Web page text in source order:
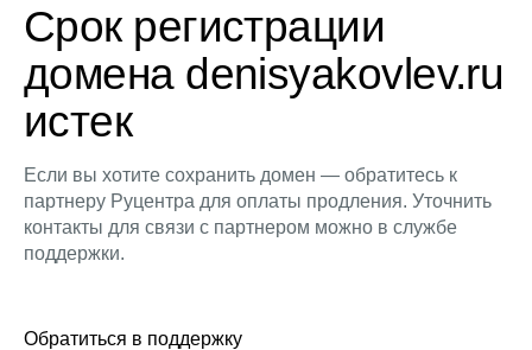
Срок регистрации
домена denisyakovlev.ru
истек
Если вы хотите сохранить домен — обратитесь к
партнеру Руцентра для оплаты продления. Уточнить
контакты для связи с партнером можно в службе
поддержки.
Обратиться в поддержку